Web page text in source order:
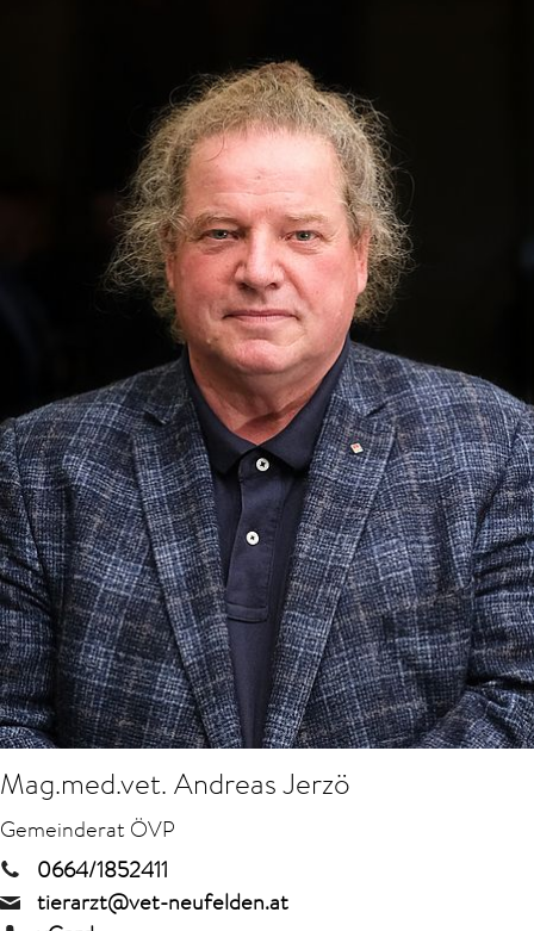
Mag.med.vet. Andreas Jerzö
Gemeinderat ÖVP
0664/1852411
tierarzt@vet-neufelden.at